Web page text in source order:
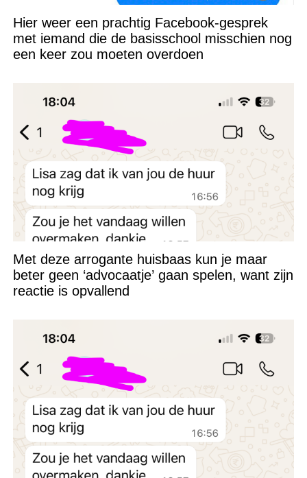
Hier weer een prachtig Facebook-gesprek
met iemand die de basisschool misschien nog
een keer zou moeten overdoen
Met deze arrogante huisbaas kun je maar
beter geen ‘advocaatje’ gaan spelen, want zijn
reactie is opvallend